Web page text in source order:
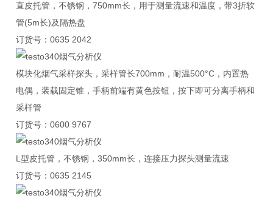
直皮托管，不锈钢，750mm长，用于测量流速和温度，带3折软
管(5m长)及隔热盘
订货号：0635 2042
模块化烟气采样探头，采样管长700mm，耐温500°C，内置热
电偶，装载固定锥，手柄前端有黄色按钮，按下即可分离手柄和
采样管
订货号：0600 9767
L型皮托管，不锈钢，350mm长，连接压力探头测量流速
订货号：0635 2145